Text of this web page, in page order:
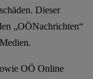
Dieser
„OÖNachrichten“
OÖ Online